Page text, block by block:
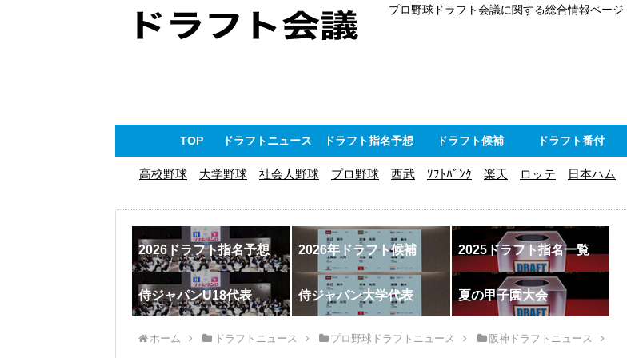
プロ野球ドラフト会議に関する総合情報ページ
TOP ドラフトニュース ドラフト指名予想 ドラフト候補 ドラフト番付
高校野球 大学野球 社会人野球 プロ野球 西武 ｿﾌﾄﾊﾞﾝｸ 楽天 ロッテ 日本ハム
2026ドラフト指名予想 2026年ドラフト候補 2025ドラフト指名一覧
侍ジャパンU18代表 侍ジャパン大学代表 夏の甲子園大会
ホーム ドラフトニュース プロ野球ドラフトニュース 阪神ドラフトニュース